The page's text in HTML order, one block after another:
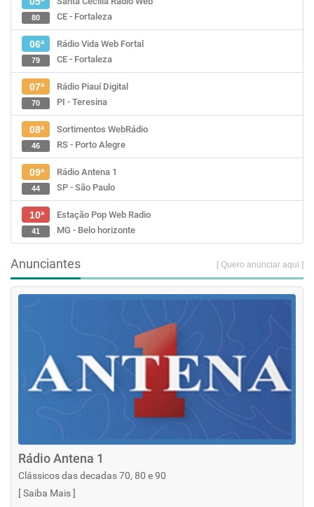
CE - Fortaleza
80
06ª
Rádio Vida Web Fortal
CE - Fortaleza
79
07ª
Rádio Piauí Digital
PI - Teresina
70
08ª
Sortimentos WebRádio
RS - Porto Alegre
46
09ª
Rádio Antena 1
SP - São Paulo
44
10ª
Estação Pop Web Radio
MG - Belo horizonte
41
Anunciantes [ Quero anunciar aqui ]
Rádio Antena 1
Clássicos das decadas 70, 80 e 90
[Saiba Mais]